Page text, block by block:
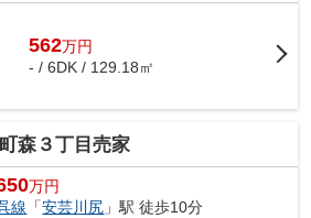
562万円
- / 6DK / 129.18㎡
森３丁目売家
万円
線 「安芸川尻 」駅 徒歩10分